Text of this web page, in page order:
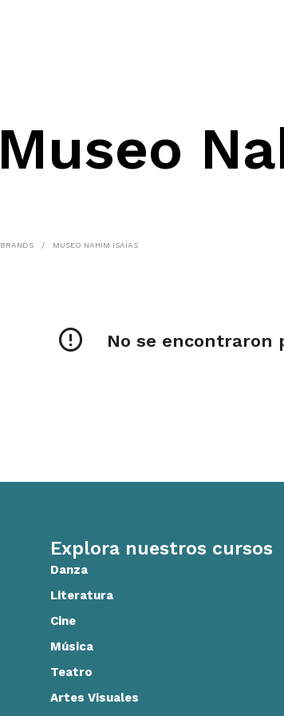
Museo
BRANDS / MUSEO NAHIM ISAÍAS
No se encontraron
Explora nuestros cursos
Danza
Literatura
Cine
Música
Teatro
Artes Visuales